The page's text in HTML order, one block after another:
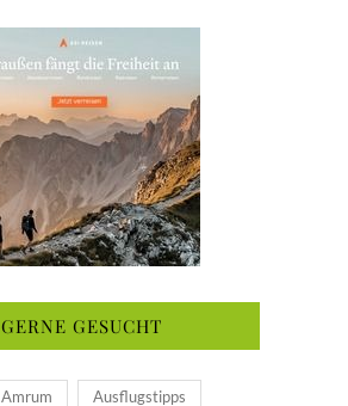
GERNE GESUCHT
Amrum Ausflugstipps